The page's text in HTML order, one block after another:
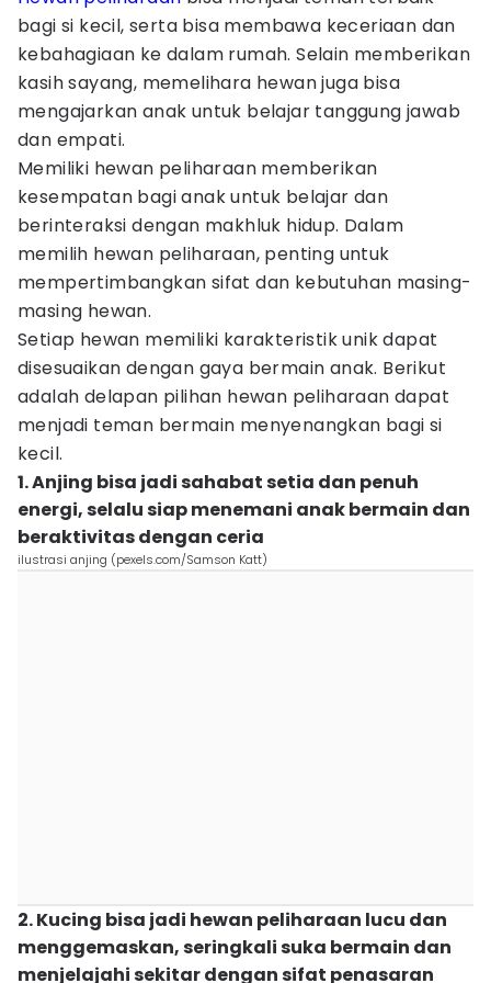
bagi si kecil, serta bisa membawa keceriaan dan
kebahagiaan ke dalam rumah. Selain memberikan
kasih sayang, memelihara hewan juga bisa
mengajarkan anak untuk belajar tanggung jawab
dan empati.
Memiliki hewan peliharaan memberikan
kesempatan bagi anak untuk belajar dan
berinteraksi dengan makhluk hidup. Dalam
memilih hewan peliharaan, penting untuk
mempertimbangkan sifat dan kebutuhan masing-
masing hewan.
Setiap hewan memiliki karakteristik unik dapat
disesuaikan dengan gaya bermain anak. Berikut
adalah delapan pilihan hewan peliharaan dapat
menjadi teman bermain menyenangkan bagi si
kecil.
1. Anjing bisa jadi sahabat setia dan penuh
energi, selalu siap menemani anak bermain dan
beraktivitas dengan ceria
ilustrasi anjing (pexels.com/Samson Katt)
2. Kucing bisa jadi hewan peliharaan lucu dan
menggemaskan, seringkali suka bermain dan
menjelajahi sekitar dengan sifat penasaran